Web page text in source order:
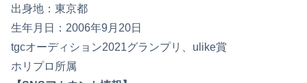
出身地：東京都
生年月日：2006年9月20日
tgcオーディション2021グランプリ、ulike賞
ホリプロ所属